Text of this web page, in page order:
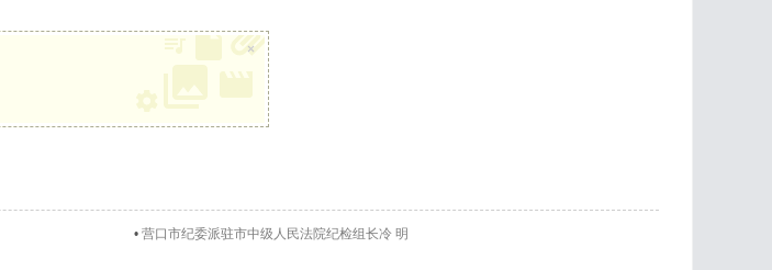
×
• 营口市纪委派驻市中级人民法院纪检组长冷 明